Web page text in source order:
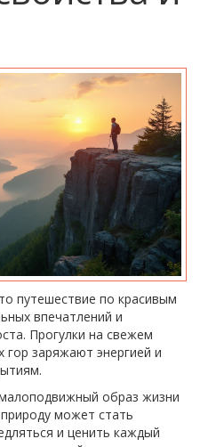
путешествие по красивым
впечатлений и
Прогулки на свежем
гор заряжают энергией и
образ жизни
может стать
и ценить каждый